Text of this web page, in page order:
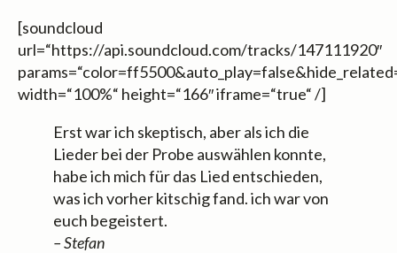
[soundcloud
url=“https://api.soundcloud.com/tracks/147111920″
width=“100%“ height=“166″ iframe=“true“ /]
Erst war ich skeptisch, aber als ich die
Lieder bei der Probe auswählen konnte,
habe ich mich für das Lied entschieden,
was ich vorher kitschig fand. ich war von
euch begeistert.
– Stefan